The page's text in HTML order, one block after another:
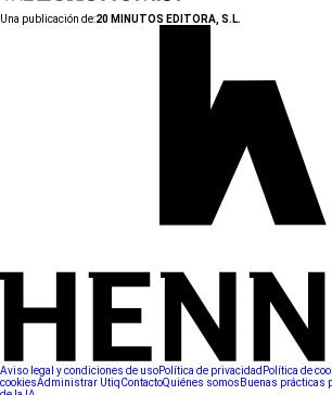
Una publicación de:20 MINUTOS EDITORA, S.L.
Aviso legal y condiciones de usoPolítica de privacidad Política de
cookiesAdministrar UtiqContactoQuiénes somos Buenas prácticas